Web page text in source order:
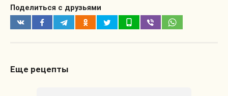
Поделиться с друзьями
Еще рецепты